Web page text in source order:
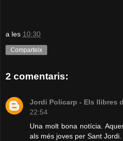
a les 10:30
Comparteix
2 comentaris:
Jordi Policarp - Els llibres
22:54
Una molt bona notícia.
als més joves per Sant Jordi.